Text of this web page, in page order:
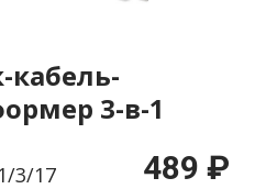
кабель-
3-в-1
3/17 489 ₽